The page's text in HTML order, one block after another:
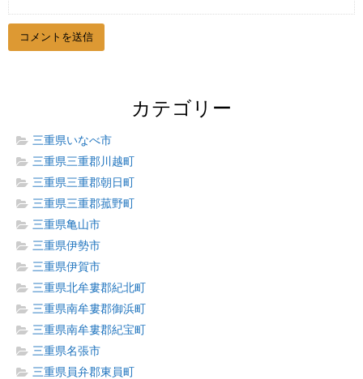
カテゴリー
三重県いなべ市
三重県三重郡川越町
三重県三重郡朝日町
三重県三重郡菰野町
三重県亀山市
三重県伊勢市
三重県伊賀市
三重県北牟婁郡紀北町
三重県南牟婁郡御浜町
三重県南牟婁郡紀宝町
三重県名張市
三重県員弁郡東員町